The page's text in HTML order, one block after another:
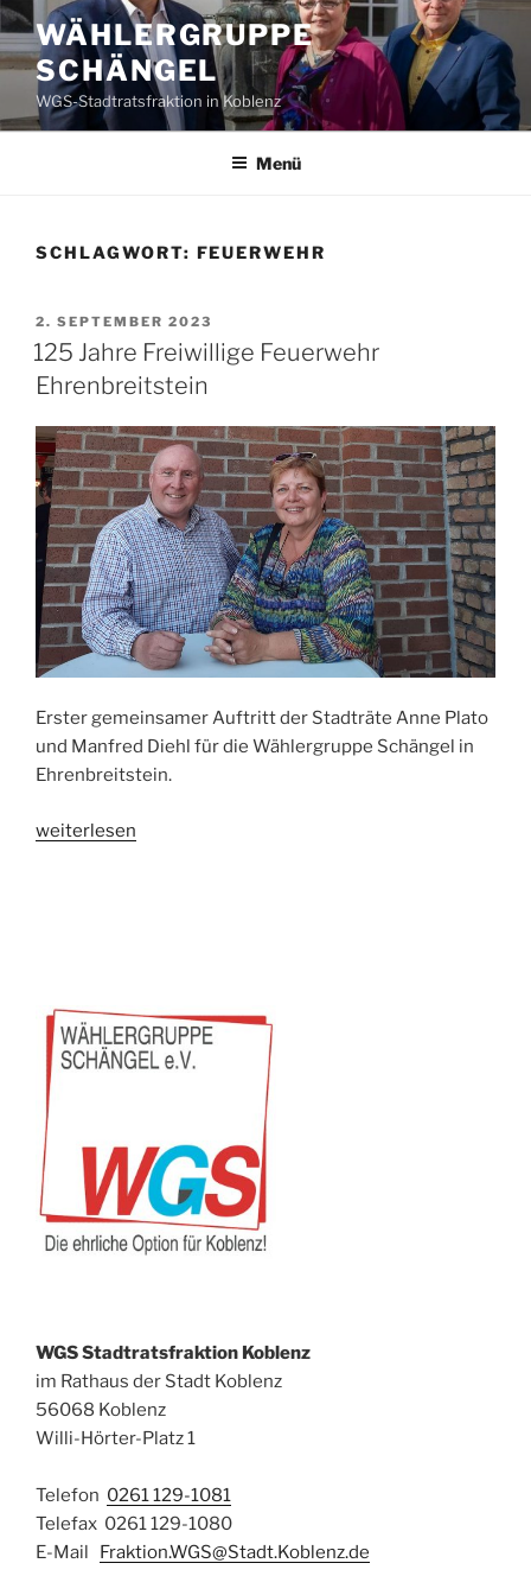
Zum
Inhalt
springen
WÄHLERGRUPPE
SCHÄNGEL
WGS-Stadtratsfraktion in Koblenz
Menü
SCHLAGWORT: FEUERWEHR
VERÖFFENTLICHT
AM
2. SEPTEMBER 2023
125 Jahre Freiwillige Feuerwehr
Ehrenbreitstein
Erster gemeinsamer Auftritt der Stadträte Anne Plato
und Manfred Diehl für die Wählergruppe Schängel in
Ehrenbreitstein.
„125
weiterlesen
WGS Stadtratsfraktion Koblenz
im Rathaus der Stadt Koblenz
56068 Koblenz
Willi-Hörter-Platz 1
Telefon 0261 129-1081
Telefax 0261 129-1080
E-Mail Fraktion.WGS@Stadt.Koblenz.de